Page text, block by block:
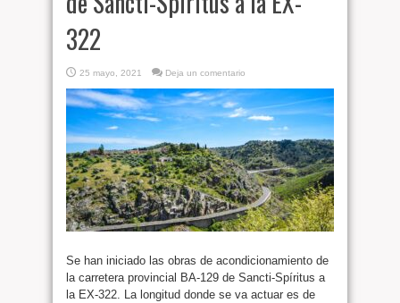
322
25 mayo, 2021 Deja un comentario
Se han iniciado las obras de acondicionamiento de
la carretera provincial BA-129 de Sancti-Spíritus a
la EX-322. La longitud donde se va actuar es de